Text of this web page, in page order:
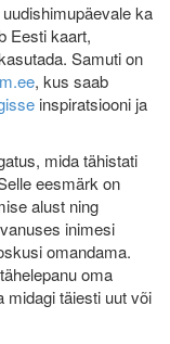
ka
Eesti kaart,
Samuti on
, kus saab
inspiratsiooni ja
mida tähistati
eesmärk on
alust ning
inimesi
omandama.
oma
midagi täiesti uut või